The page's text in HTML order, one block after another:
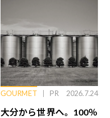
GOURMET PR 2026.7.24
大分から世界へ。100％